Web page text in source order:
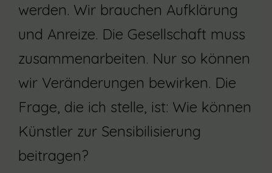
werden. Wir brauchen Aufklärung
und Anreize. Die Gesellschaft muss
zusammenarbeiten. Nur so können
wir Veränderungen bewirken. Die
Frage, die ich stelle, ist: Wie können
Künstler zur Sensibilisierung
beitragen?